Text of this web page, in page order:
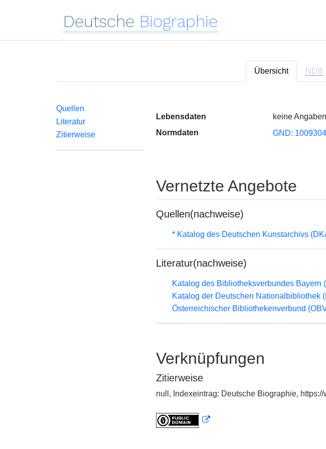
Deutsche Biographie
Übersicht NDB
Quellen
Literatur
Zitierweise
Lebensdaten
keine
Normdaten
GND:
Vernetzte Angebote
Quellen(nachweise)
* Katalog des Deutschen Kunstarchivs
Literatur(nachweise)
Katalog des Bibliotheksverbundes Bayern
Katalog der Deutschen Nationalbibliothek
Österreichischer Bibliothekenverbund
Verknüpfungen
Zitierweise
null, Indexeintrag: Deutsche Biographie,